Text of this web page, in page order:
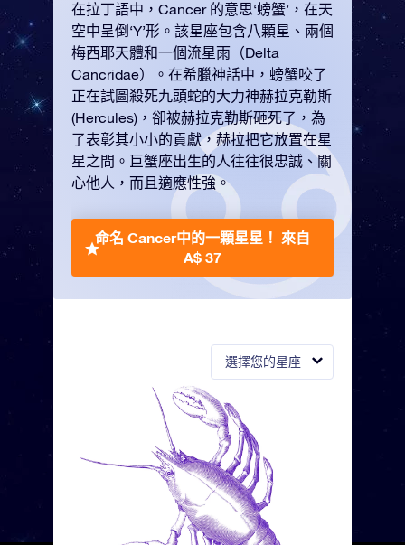
選擇您的星座
在拉丁語中，Cancer 的意思‘螃蟹’，在天
空中呈倒‘Y’形。該星座包含八顆星、兩個
梅西耶天體和一個流星雨（Delta
Cancridae）。在希臘神話中，螃蟹咬了
正在試圖殺死九頭蛇的大力神赫拉克勒斯
(Hercules)，卻被赫拉克勒斯砸死了，為
了表彰其小小的貢獻，赫拉把它放置在星
星之間。巨蟹座出生的人往往很忠誠、關
心他人，而且適應性強。
命名 Cancer中的一顆星星！ 來自
A$ 37